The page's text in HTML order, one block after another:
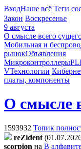
ВходНаше всё Теги
Закон Воскресенье
9 августа
О смысле всего
Мобильная и
рынокОбъявления
Микроконтроллеры
VТехнологии
платы, компоненты
О смысле
1593932 Топик
reZident
scorpion на В